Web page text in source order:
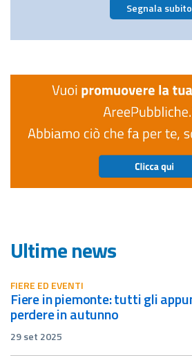
Segnala subito
Ultime news
FIERE ED EVENTI
fiere in piemonte: tutti gli appuntamenti da non
perdere in autunno
29 set 2025